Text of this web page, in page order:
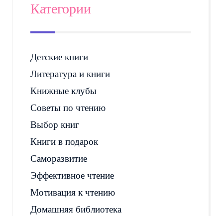
Категории
Детские книги
Литература и книги
Книжные клубы
Советы по чтению
Выбор книг
Книги в подарок
Саморазвитие
Эффективное чтение
Мотивация к чтению
Домашняя библиотека